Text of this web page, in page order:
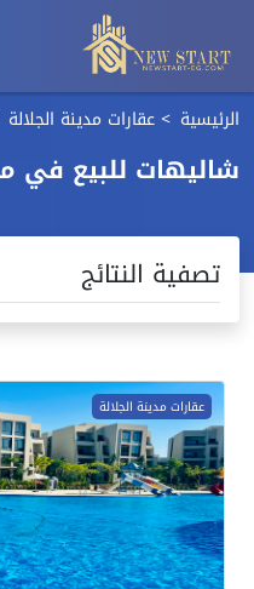
الرئيسية عقارات مدينة الجلالة
شاليهات للبيع في
تصفية النتائج
عقارات مدينة الجلالة